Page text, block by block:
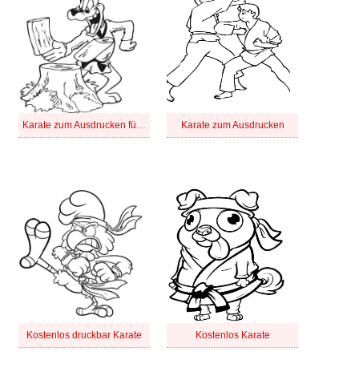
Karate zum Ausdrucken für Kinder Karate zum Ausdrucken
Kostenlos druckbar Karate Kostenlos Karate